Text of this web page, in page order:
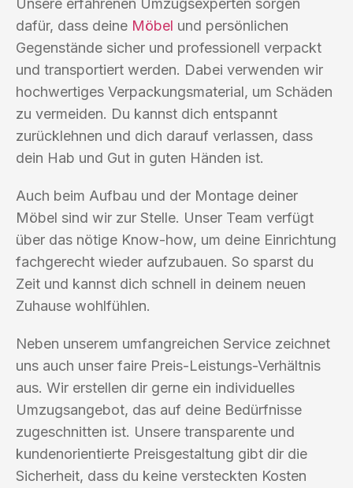
Unsere erfahrenen Umzugsexperten sorgen
dafür, dass deine Möbel und persönlichen
Gegenstände sicher und professionell verpackt
und transportiert werden. Dabei verwenden wir
hochwertiges Verpackungsmaterial, um Schäden
zu vermeiden. Du kannst dich entspannt
zurücklehnen und dich darauf verlassen, dass
dein Hab und Gut in guten Händen ist.
Auch beim Aufbau und der Montage deiner
Möbel sind wir zur Stelle. Unser Team verfügt
über das nötige Know-how, um deine Einrichtung
fachgerecht wieder aufzubauen. So sparst du
Zeit und kannst dich schnell in deinem neuen
Zuhause wohlfühlen.
Neben unserem umfangreichen Service zeichnet
uns auch unser faire Preis-Leistungs-Verhältnis
aus. Wir erstellen dir gerne ein individuelles
Umzugsangebot, das auf deine Bedürfnisse
zugeschnitten ist. Unsere transparente und
kundenorientierte Preisgestaltung gibt dir die
Sicherheit, dass du keine versteckten Kosten